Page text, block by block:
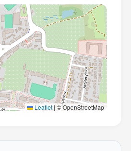
Leaflet | © OpenStreetMap